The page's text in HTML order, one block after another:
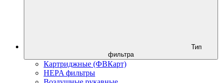
фильтра
Картриджные (ФВКарт)
HEPA фильтры